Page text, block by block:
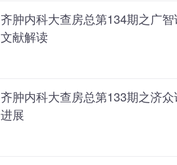
齐肿内科大查房总第134期之广
文献解读
齐肿内科大查房总第133期之济
进展